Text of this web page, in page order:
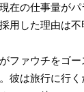
在の仕事量が
用した理由は不
ファウチをゴ
彼は旅行に行